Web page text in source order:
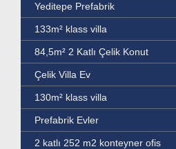
Yeditepe Prefabrik
133m² klass villa
84,5m² 2 Katlı Çelik Konut
Çelik Villa Ev
130m² klass villa
Prefabrik Evler
2 katlı 252 m2 konteyner ofis